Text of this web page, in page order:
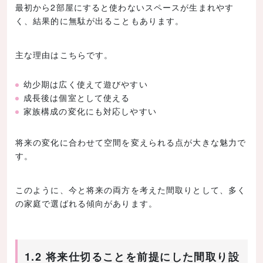
最初から2部屋にすると使わないスペースが生まれやす
く、結果的に無駄が出ることもあります。
主な理由はこちらです。
幼少期は広く使えて遊びやすい
成長後は個室として使える
家族構成の変化にも対応しやすい
将来の変化に合わせて空間を変えられる点が大きな魅力で
す。
このように、今と将来の両方を考えた間取りとして、多く
の家庭で選ばれる傾向があります。
1.2 将来仕切ることを前提にした間取り設